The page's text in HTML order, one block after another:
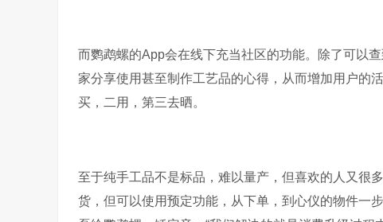
而鹦鹉螺的App会在线下充当社区的功能。除了可以
家分享使用甚至制作工艺品的心得，从而增加用户的
买，二用，第三去晒。
至于纯手工品不是标品，难以量产，但喜欢的人又很
货，但可以使用预定功能，从下单，到心仪的物件一